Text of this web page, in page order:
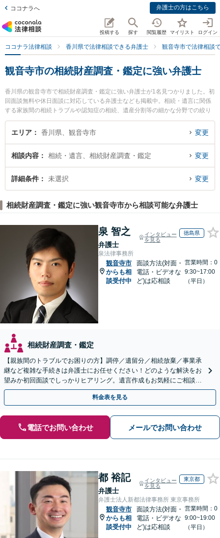
ココナラへ 弁護士の方はこちら
投稿する 探す 閲覧履歴 マイリスト ログイン
ココナラ法律相談 香川県で法律相談できる弁護士 観音寺市で法律相談
観音寺市の相続財産調査・鑑定に強い弁護士
香川県の観音寺市で相続財産調査・鑑定に強い弁護士が1名見つかりました。初
回面談無料や休日面談に対応している弁護士なども掲載中。相続・遺言に関係
する家族間の相続トラブルや認知症の相続、遺産分割等の細かな分野での絞り
込み検索もでき便利です。特に観音寺いぶき法律事務所の鼻岡 智樹弁護士のプ
ロフィール情報や弁護士費用、強みなどが注目されています。『観音寺市で土
したい』『初回相談無料で相続財産調査・鑑定を法律相談できる観音寺市内の
弁護士に相談予約したい』などでお困りの相談者さんにおすすめです。
エリア 香川県、観音寺市 変更
相談内容 相続・遺言、相続財産調査・鑑定 変更
詳細条件 未選択 変更
相続財産調査・鑑定に強い観音寺市から相談可能な弁護士
泉 智之
弁護士
インタビュー
を見る
徳島県
泉法律事務所
観音寺市
からも相
談受付中
面談方法(対面・
電話・ビデオな
ど)は応相談
営業時間：0
9:30~17:00
（平日）
相続財産調査・鑑定
【親族間のトラブルでお困りの方】調停／遺留分／相続放棄／事業承
継など複雑な手続きは弁護士にお任せください！どのような解決をお
望みか初回面談でしっかりヒアリング。遺言作成もお気軽にご相談く
ださい。
料金表を見る
電話でお問い合わせ メールでお問い合わせ
都 裕記
弁護士
インタビュー
を見る
東京都
弁護士法人新都法律事務所 東京事務所
観音寺市
からも相
談受付中
面談方法(対面・
電話・ビデオな
ど)は応相談
営業時間：0
9:00~19:00
（平日）